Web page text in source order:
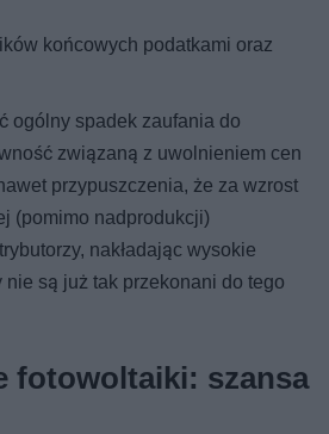
końcowych podatkami oraz
ogólny spadek zaufania do
związaną z uwolnieniem cen
przypuszczenia, że za wzrost
(pomimo nadprodukcji)
nakładając wysokie
są już tak przekonani do tego
fotowoltaiki: szansa